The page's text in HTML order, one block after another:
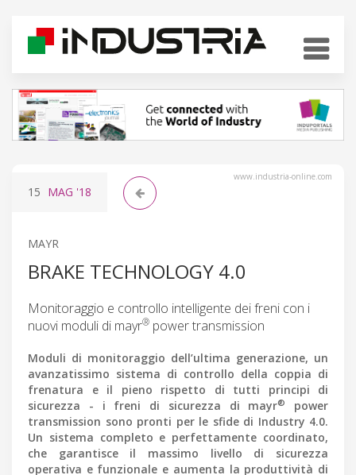
www.industria-online.com
15 MAG '18
MAYR
BRAKE TECHNOLOGY 4.0
Monitoraggio e controllo intelligente dei freni con i
nuovi moduli di mayr® power transmission
Moduli di monitoraggio dell’ultima generazione, un
avanzatissimo sistema di controllo della coppia di
frenatura e il pieno rispetto di tutti principi di
sicurezza - i freni di sicurezza di mayr®
power
transmission sono pronti per le sfide di Industry 4.0.
Un sistema completo e perfettamente coordinato,
che garantisce il massimo livello di sicurezza
operativa e funzionale e aumenta la produttività di